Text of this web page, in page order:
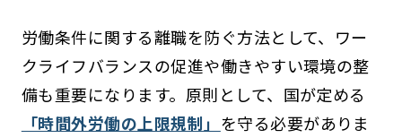
労働条件に関する離職を防ぐ方法として、ワー
クライフバランスの促進や働きやすい環境の整
備も重要になります。原則として、国が定める
「時間外労働の上限規制」 を守る必要がありま